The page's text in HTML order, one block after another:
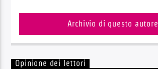
Archivio di questo autore
Opinione dei lettori